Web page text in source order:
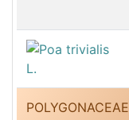
POLYGONACEAE